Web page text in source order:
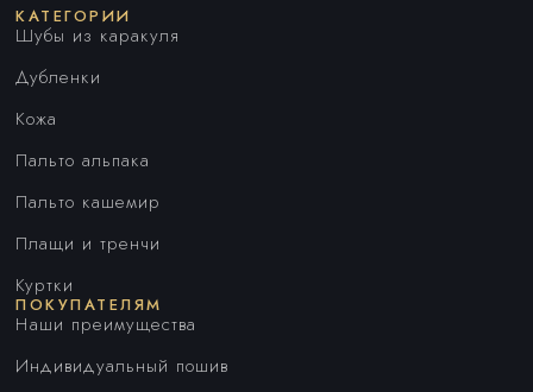
КАТЕГОРИИ
Шубы из каракуля
Дубленки
Кожа
Пальто альпака
Пальто кашемир
Плащи и тренчи
Куртки
ПОКУПАТЕЛЯМ
Наши преимущества
Индивидуальный пошив